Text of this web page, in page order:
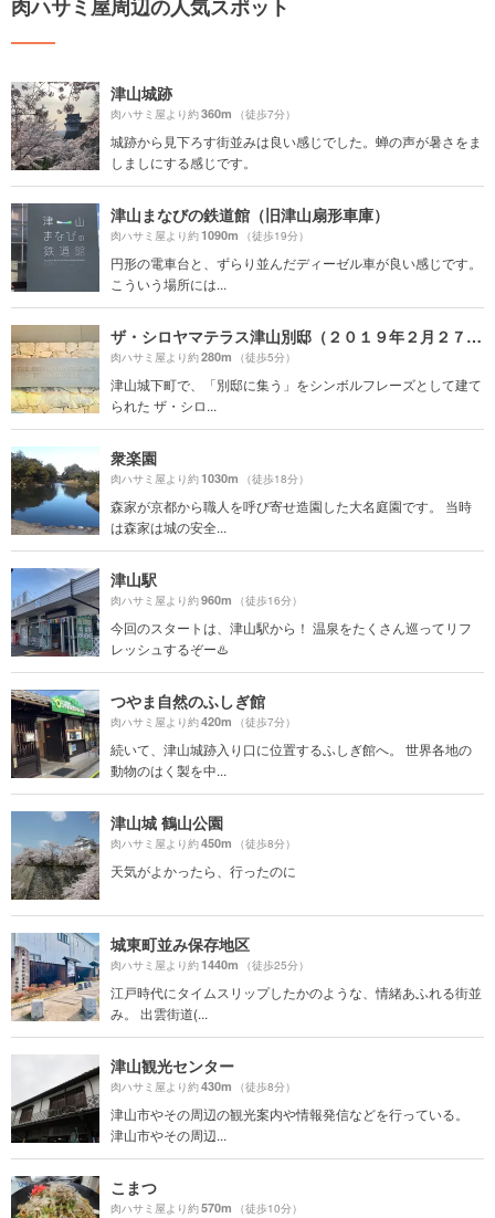
肉ハサミ屋周辺の人気スポット
津山城跡
肉ハサミ屋より約360m （徒歩7分）
城跡から見下ろす街並みは良い感じでした。蝉の声が暑さをま
しましにする感じです。
津山まなびの鉄道館（旧津山扇形車庫）
肉ハサミ屋より約1090m （徒歩19分）
円形の電車台と、ずらり並んだディーゼル車が良い感じです。
こういう場所には...
ザ・シロヤマテラス津山別邸（２０１９年２月２７日開業）
肉ハサミ屋より約280m （徒歩5分）
津山城下町で、「別邸に集う」をシンボルフレーズとして建て
られた ザ・シロ...
衆楽園
肉ハサミ屋より約1030m （徒歩18分）
森家が京都から職人を呼び寄せ造園した大名庭園です。 当時
は森家は城の安全...
津山駅
肉ハサミ屋より約960m （徒歩16分）
今回のスタートは、津山駅から！ 温泉をたくさん巡ってリフ
レッシュするぞー♨️
つやま自然のふしぎ館
肉ハサミ屋より約420m （徒歩7分）
続いて、津山城跡入り口に位置するふしぎ館へ。 世界各地の
動物のはく製を中...
津山城 鶴山公園
肉ハサミ屋より約450m （徒歩8分）
天気がよかったら、行ったのに
城東町並み保存地区
肉ハサミ屋より約1440m （徒歩25分）
江戸時代にタイムスリップしたかのような、情緒あふれる街並
み。 出雲街道(...
津山観光センター
肉ハサミ屋より約430m （徒歩8分）
津山市やその周辺の観光案内や情報発信などを行っている。
津山市やその周辺...
こまつ
肉ハサミ屋より約570m （徒歩10分）